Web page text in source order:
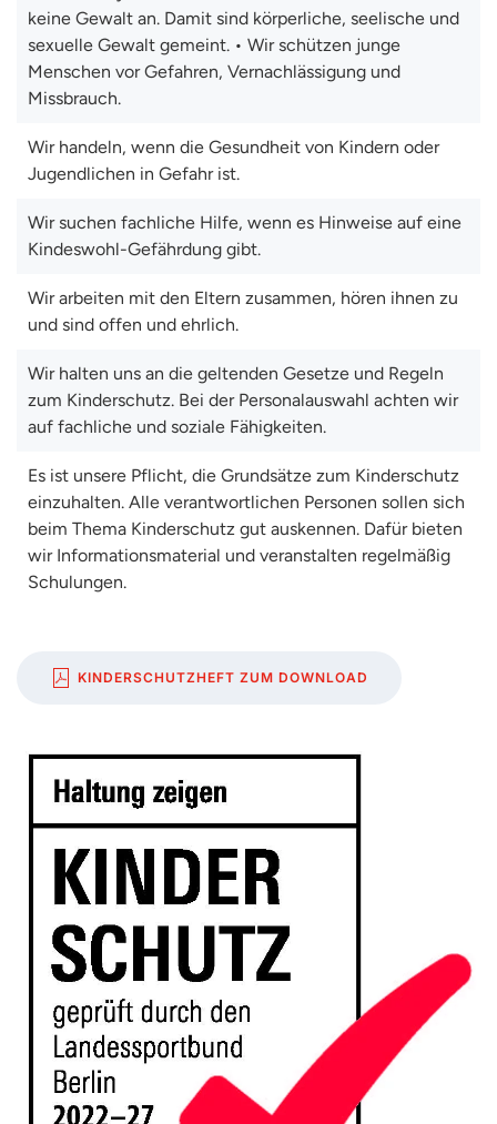
keine Gewalt an. Damit sind körperliche, seelische und
sexuelle Gewalt gemeint. • Wir schützen junge
Menschen vor Gefahren, Vernachlässigung und
Missbrauch.
Wir handeln, wenn die Gesundheit von Kindern oder
Jugendlichen in Gefahr ist.
Wir suchen fachliche Hilfe, wenn es Hinweise auf eine
Kindeswohl-Gefährdung gibt.
Wir arbeiten mit den Eltern zusammen, hören ihnen zu
und sind offen und ehrlich.
Wir halten uns an die geltenden Gesetze und Regeln
zum Kinderschutz. Bei der Personalauswahl achten wir
auf fachliche und soziale Fähigkeiten.
Es ist unsere Pflicht, die Grundsätze zum Kinderschutz
einzuhalten. Alle verantwortlichen Personen sollen sich
beim Thema Kinderschutz gut auskennen. Dafür bieten
wir Informationsmaterial und veranstalten regelmäßig
Schulungen.
KINDERSCHUTZHEFT ZUM DOWNLOAD